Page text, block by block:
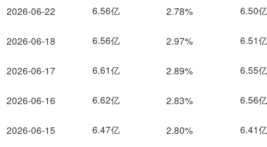
2026-06-22
2026-06-18
2026-06-17
2026-06-16
2026-06-15
6.56亿 2.78% 6.50亿
6.56亿 2.97% 6.51亿
6.61亿 2.89% 6.55亿
6.62亿 2.83% 6.56亿
6.47亿 2.80% 6.41亿